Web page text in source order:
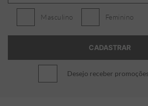
Masculino Feminino
Desejo receber